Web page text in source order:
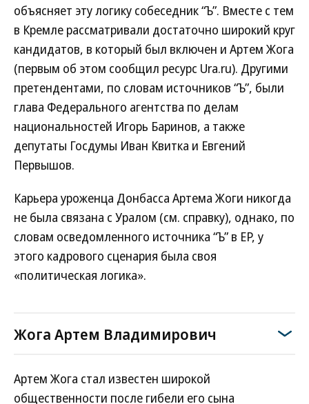
объясняет эту логику собеседник “Ъ”. Вместе с тем
в Кремле рассматривали достаточно широкий круг
кандидатов, в который был включен и Артем Жога
(первым об этом сообщил ресурс Ura.ru). Другими
претендентами, по словам источников “Ъ”, были
глава Федерального агентства по делам
национальностей Игорь Баринов, а также
депутаты Госдумы Иван Квитка и Евгений
Первышов.
Карьера уроженца Донбасса Артема Жоги никогда
не была связана с Уралом (см. справку), однако, по
словам осведомленного источника “Ъ” в ЕР, у
этого кадрового сценария была своя
«политическая логика».
Жога Артем Владимирович
Артем Жога стал известен широкой
общественности после гибели его сына